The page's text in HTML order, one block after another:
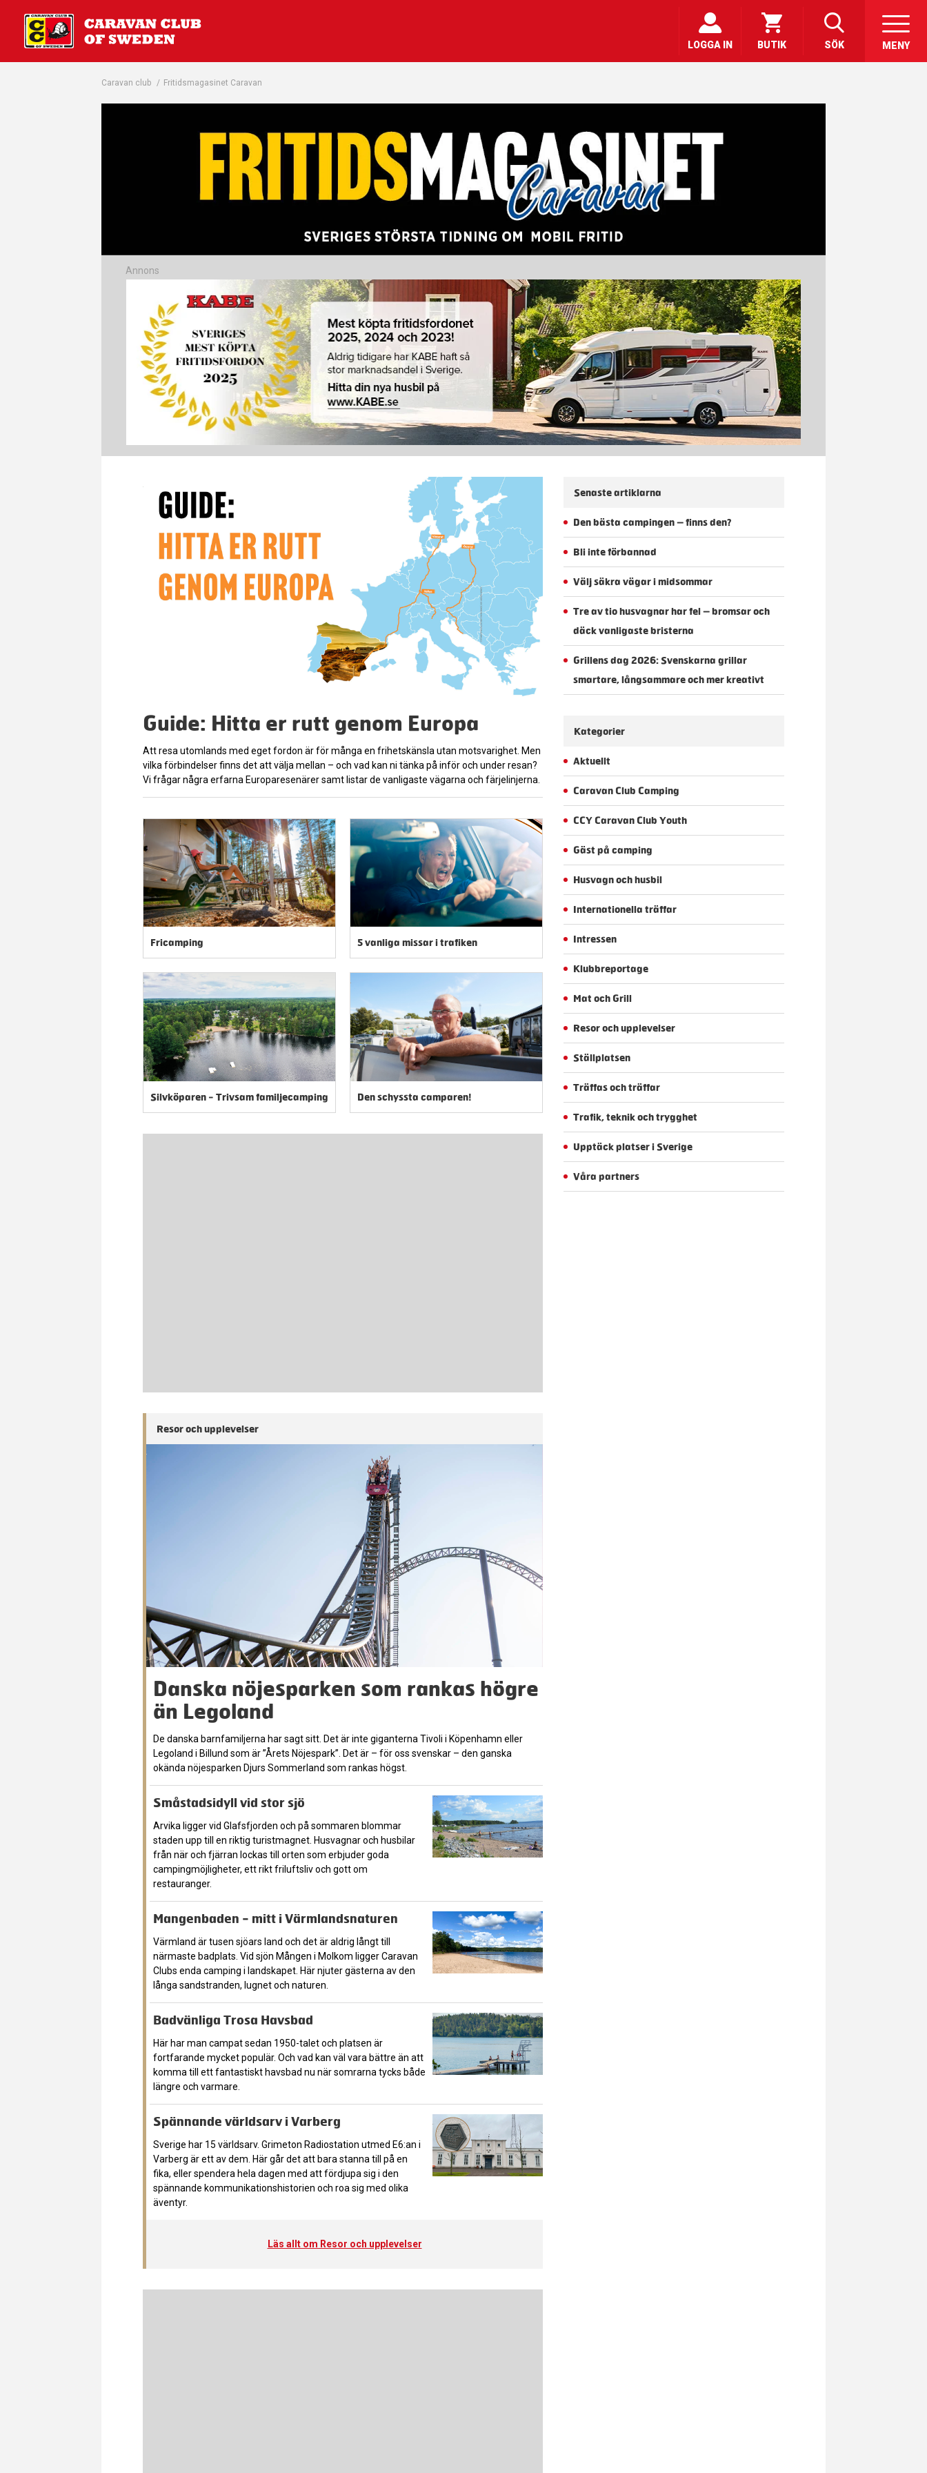
LOGGA IN BUTIK SÖK MENY
Caravan club / Fritidsmagasinet Caravan
Annons
Guide: Hitta er rutt genom Europa
Att resa utomlands med eget fordon är för många en frihetskänsla utan motsvarighet. Men
vilka förbindelser finns det att välja mellan – och vad kan ni tänka på inför och under resan?
Vi frågar några erfarna Europaresenärer samt listar de vanligaste vägarna och färjelinjerna.
Fricamping 5 vanliga missar i trafiken
Silvköparen - Trivsam familjecamping Den schyssta camparen!
Resor och upplevelser
Danska nöjesparken som rankas högre
än Legoland
De danska barnfamiljerna har sagt sitt. Det är inte giganterna Tivoli i Köpenhamn eller
Legoland i Billund som är ”Årets Nöjespark”. Det är – för oss svenskar – den ganska
okända nöjesparken Djurs Sommerland som rankas högst.
Småstadsidyll vid stor sjö
Arvika ligger vid Glafsfjorden och på sommaren blommar
staden upp till en riktig turistmagnet. Husvagnar och husbilar
från när och fjärran lockas till orten som erbjuder goda
campingmöjligheter, ett rikt friluftsliv och gott om
restauranger.
Mangenbaden - mitt i Värmlandsnaturen
Värmland är tusen sjöars land och det är aldrig långt till
närmaste badplats. Vid sjön Mången i Molkom ligger Caravan
Clubs enda camping i landskapet. Här njuter gästerna av den
långa sandstranden, lugnet och naturen.
Badvänliga Trosa Havsbad
Här har man campat sedan 1950-talet och platsen är
fortfarande mycket populär. Och vad kan väl vara bättre än att
komma till ett fantastiskt havsbad nu när somrarna tycks både
längre och varmare.
Spännande världsarv i Varberg
Sverige har 15 världsarv. Grimeton Radiostation utmed E6:an i
Varberg är ett av dem. Här går det att bara stanna till på en
fika, eller spendera hela dagen med att fördjupa sig i den
spännande kommunikationshistorien och roa sig med olika
äventyr.
Läs allt om Resor och upplevelser
Senaste artiklarna
Den bästa campingen – finns den?
Bli inte förbannad
Välj säkra vägar i midsommar
Tre av tio husvagnar har fel – bromsar och
däck vanligaste bristerna
Grillens dag 2026: Svenskarna grillar
smartare, långsammare och mer kreativt
Kategorier
Aktuellt
Caravan Club Camping
CCY Caravan Club Youth
Gäst på camping
Husvagn och husbil
Internationella träffar
Intressen
Klubbreportage
Mat och Grill
Resor och upplevelser
Ställplatsen
Träffas och träffar
Trafik, teknik och trygghet
Upptäck platser i Sverige
Våra partners